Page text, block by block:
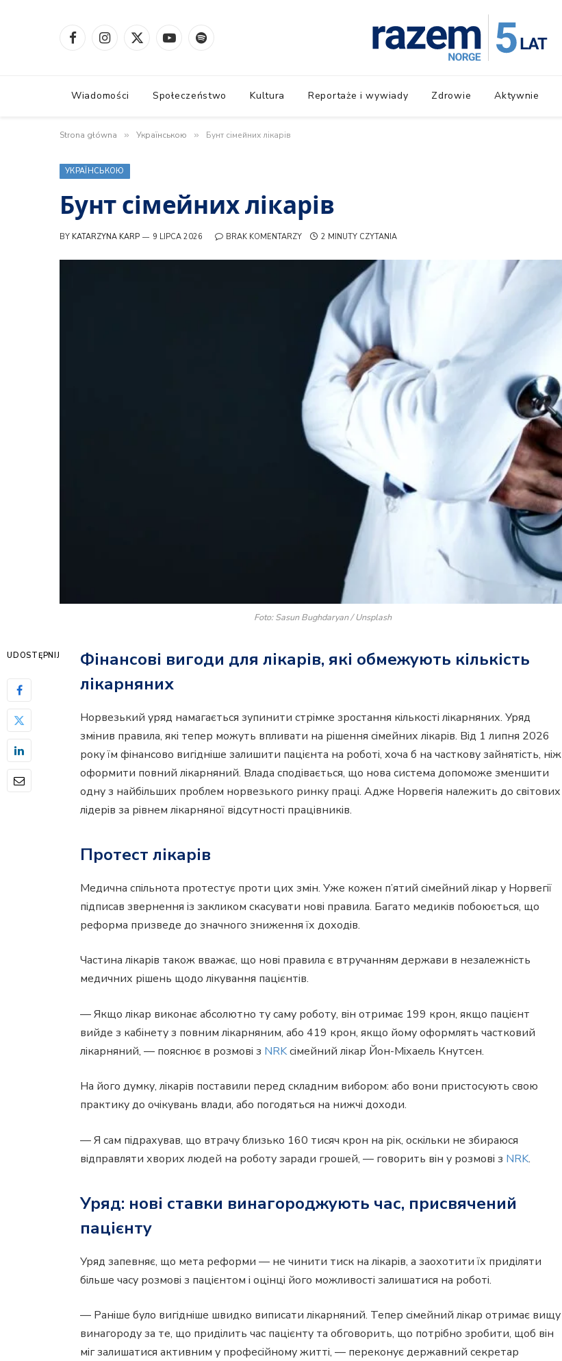
FacebookInstagram
X
YouTubeSpotify
Wiadomości Społeczeństwo Kultura Reportaże i wywiady Zdrowie Aktywnie
Strona główna » Українською » Бунт сімейних лікарів
УКРАЇНСЬКОЮ
Бунт сімейних лікарів
BY KATARZYNA KARP 9 LIPCA 2026 BRAK KOMENTARZY 2 MINUTY CZYTANIA
Foto: Sasun Bughdaryan / Unsplash
UDOSTĘPNIJ
Фінансові вигоди для лікарів, які обмежують кількість
лікарняних
Норвезький уряд намагається зупинити стрімке зростання кількості лікарняних. Уряд
змінив правила, які тепер можуть впливати на рішення сімейних лікарів. Від 1 липня 2026
року їм фінансово вигідніше залишити пацієнта на роботі, хоча б на часткову зайнятість, ніж
оформити повний лікарняний. Влада сподівається, що нова система допоможе зменшити
одну з найбільших проблем норвезького ринку праці. Адже Норвегія належить до світових
лідерів за рівнем лікарняної відсутності працівників.
Протест лікарів
Медична спільнота протестує проти цих змін. Уже кожен п’ятий сімейний лікар у Норвегії
підписав звернення із закликом скасувати нові правила. Багато медиків побоюється, що
реформа призведе до значного зниження їх доходів.
Частина лікарів також вважає, що нові правила є втручанням держави в незалежність
медичних рішень щодо лікування пацієнтів.
— Якщо лікар виконає абсолютно ту саму роботу, він отримає 199 крон, якщо пацієнт
вийде з кабінету з повним лікарняним, або 419 крон, якщо йому оформлять частковий
лікарняний, — пояснює в розмові з NRKсімейний лікар Йон-Міхаель Кнутсен.
На його думку, лікарів поставили перед складним вибором: або вони пристосують свою
практику до очікувань влади, або погодяться на нижчі доходи.
— Я сам підрахував, що втрачу близько 160 тисяч крон на рік, оскільки не збираюся
відправляти хворих людей на роботу заради грошей, — говорить він у розмові з NRK.
Уряд: нові ставки винагороджують час, присвячений
пацієнту
Уряд запевняє, що мета реформи — не чинити тиск на лікарів, а заохотити їх приділяти
більше часу розмові з пацієнтом і оцінці його можливості залишатися на роботі.
— Раніше було вигідніше швидко виписати лікарняний. Тепер сімейний лікар отримає вищу
винагороду за те, що приділить час пацієнту та обговорить, що потрібно зробити, щоб він
міг залишатися активним у професійному житті, — переконує державний секретар